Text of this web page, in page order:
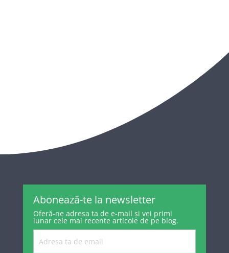
Abonează-te la newsletter
Oferă-ne adresa ta de e-mail și vei primi
lunar cele mai recente articole de pe blog.